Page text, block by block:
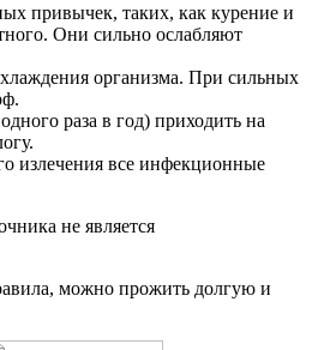
привычек, таких, как курение и
Они сильно ослабляют
организма. При сильных
раза в год) приходить на
излечения все инфекционные
не является
можно прожить долгую и